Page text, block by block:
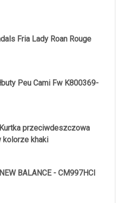
Fria Lady Roan Rouge
Peu Cami Fw K800369-
przeciwdeszczowa
kolorze khaki
BALANCE - CM997HCI